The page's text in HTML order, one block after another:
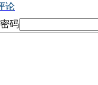
论
密码